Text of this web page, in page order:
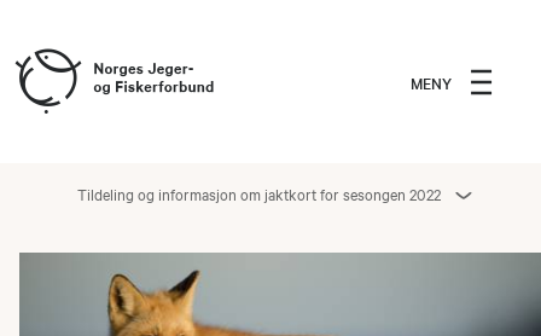
MENY
Tildeling og informasjon om jaktkort for sesongen 2022